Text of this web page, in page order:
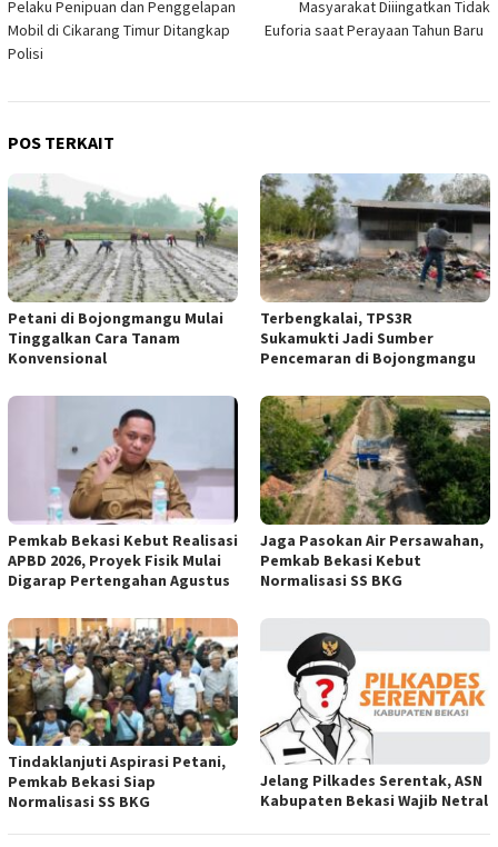
pos
Pelaku Penipuan dan Penggelapan
Mobil di Cikarang Timur Ditangkap
Polisi
Masyarakat Diiingatkan Tidak
Euforia saat Perayaan Tahun Baru
POS TERKAIT
Petani di Bojongmangu Mulai
Tinggalkan Cara Tanam
Konvensional
Terbengkalai, TPS3R
Sukamukti Jadi Sumber
Pencemaran di Bojongmangu
Pemkab Bekasi Kebut Realisasi
APBD 2026, Proyek Fisik Mulai
Digarap Pertengahan Agustus
Jaga Pasokan Air Persawahan,
Pemkab Bekasi Kebut
Normalisasi SS BKG
Tindaklanjuti Aspirasi Petani,
Pemkab Bekasi Siap
Normalisasi SS BKG
Jelang Pilkades Serentak, ASN
Kabupaten Bekasi Wajib Netral